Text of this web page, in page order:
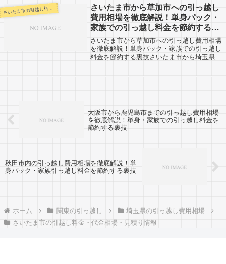
ると思います。浜松市までは約270kmと...
さいたま市の引越し料金・代金相場・見積り情報
さいたま市から草加市への引っ越し
費用相場を徹底解説！単身パック・
家族での引っ越し料金を節約する裏
技
さいたま市から草加市への引っ越し費用相場
を徹底解説！単身パック・家族での引っ越し
料金を節約する裏技さいたま市から埼玉県の
大阪市から鹿児島市までの引っ越し費用相場
を徹底解説！単身・家族での引っ越し料金を
節約する裏技
秋田市内の引っ越し費用相場を徹底解説！単
身パック・家族引っ越し料金を節約する裏技
ホーム 関東の引っ越し
埼玉県の引っ越し費用相場
さいたま市の引越し料金・代金相場・見積り情報